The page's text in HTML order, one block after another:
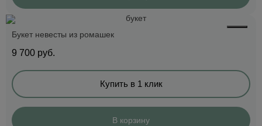
Букет невесты из ромашек
9 700 руб.
Купить в 1 клик
В корзину